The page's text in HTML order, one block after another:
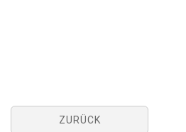
ZURÜCK